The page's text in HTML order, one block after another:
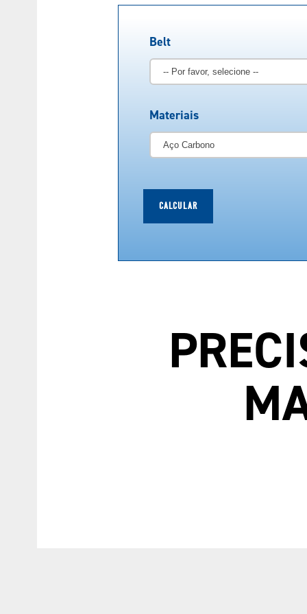
Belt
Materiais
CALCULAR